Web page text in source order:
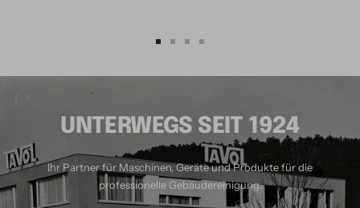
UNTERWEGS SEIT 1924
Ihr Partner für Maschinen, Geräte und Produkte für die
professionelle Gebäudereinigung.